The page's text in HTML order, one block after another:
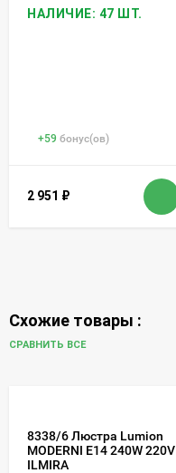
НАЛИЧИЕ: 47 ШТ.
+59 бонус(ов)
2 951 ₽
Схожие товары :
СРАВНИТЬ ВСЕ
8338/6 Люстра Lumion
MODERNI E14 240W 220V
ILMIRA